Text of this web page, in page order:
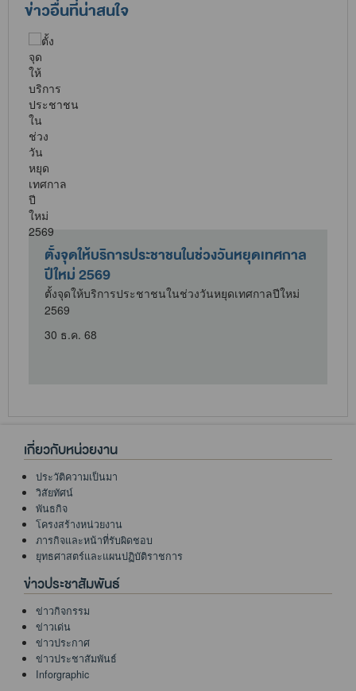
ข่าวอื่นที่น่าสนใจ
ตั้งจุดให้บริการประชาชนในช่วงวันหยุดเทศกาล
ปีใหม่ 2569
ตั้งจุดให้บริการประชาชนในช่วงวันหยุดเทศกาลปีใหม่
2569
30 ธ.ค. 68
เกี่ยวกับหน่วยงาน
ประวัติความเป็นมา
วิสัยทัศน์
พันธกิจ
โครงสร้างหน่วยงาน
ภารกิจและหน้าที่รับผิดชอบ
ยุทธศาสตร์และแผนปฏิบัติราชการ
ข่าวประชาสัมพันธ์
ข่าวกิจกรรม
ข่าวเด่น
ข่าวประกาศ
ข่าวประชาสัมพันธ์
Inforgraphic